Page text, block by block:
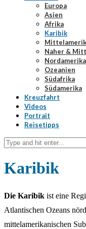
Europa
Asien
Afrika
Karibik
Naher &
Nordamerika
Ozeanien
Südafrika
Südamerika
Kreuzfahrt
Videos
Portrait
Reisetipps
Karibik
Die Karibik ist eine
Atlantischen Ozeans
mittelamerikanischen